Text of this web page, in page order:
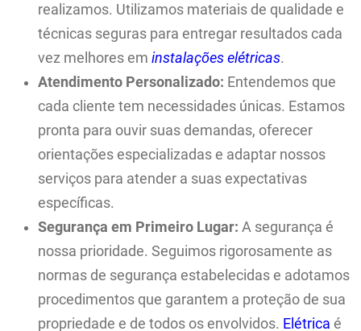
realizamos. Utilizamos materiais de qualidade e
técnicas seguras para entregar resultados cada
vez melhores eminstalações elétricas.
Atendimento Personalizado: Entendemos que
cada cliente tem necessidades únicas. Estamos
pronta para ouvir suas demandas, oferecer
orientações especializadas e adaptar nossos
serviços para atender a suas expectativas
específicas.
Segurança em Primeiro Lugar: A segurança é
nossa prioridade. Seguimos rigorosamente as
normas de segurança estabelecidas e adotamos
procedimentos que garantem a proteção de sua
propriedade e de todos os envolvidos. Elétrica é